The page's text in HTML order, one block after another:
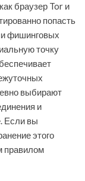
браузер Tor и
попасть
фишинговых
точку
выбирают
и
Если вы
этого
правилом